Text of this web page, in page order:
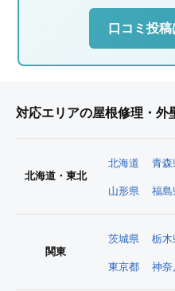
口コミ投
対応エリアの屋根修理・外
北海道・東北
北海道 青森
山形県 福島
関東
茨城県 栃木
東京都 神奈